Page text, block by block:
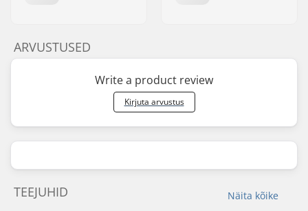
ARVUSTUSED
Write a product review
Kirjuta arvustus
Näita kõike
TEEJUHID